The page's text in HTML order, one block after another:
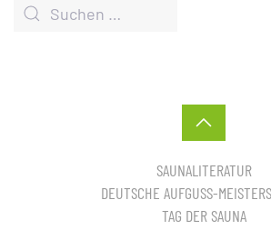
SAUNALITERATUR
DEUTSCHE AUFGUSS-
TAG DER SAUNA